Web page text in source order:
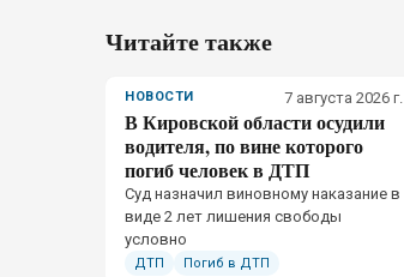
Читайте также
НОВОСТИ 7 августа 2026 г.
В Кировской области осудили
водителя, по вине которого
погиб человек в ДТП
Суд назначил виновному наказание в
виде 2 лет лишения свободы
условно
ДТП Погиб в ДТП